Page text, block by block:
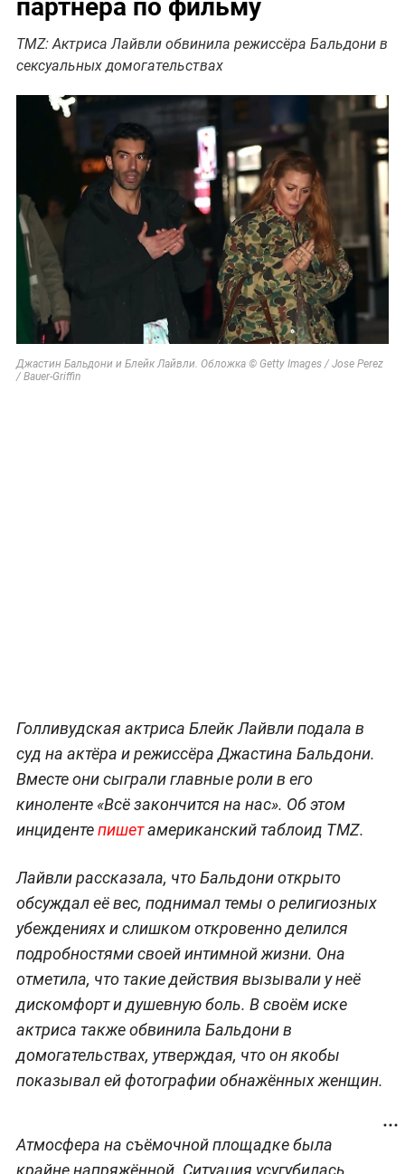
TMZ: Актриса Лайвли обвинила режиссёра Бальдони в
сексуальных домогательствах
Джастин Бальдони и Блейк Лайвли. Обложка © Getty Images / Jose Perez
/ Bauer-Griffin
Голливудская актриса Блейк Лайвли подала в
суд на актёра и режиссёра Джастина Бальдони.
Вместе они сыграли главные роли в его
киноленте «Всё закончится на нас». Об этом
инцидентепишетамериканский таблоид TMZ.
Лайвли рассказала, что Бальдони открыто
обсуждал её вес, поднимал темы о религиозных
убеждениях и слишком откровенно делился
подробностями своей интимной жизни. Она
отметила, что такие действия вызывали у неё
дискомфорт и душевную боль. В своём иске
актриса также обвинила Бальдони в
домогательствах, утверждая, что он якобы
показывал ей фотографии обнажённых женщин.
Атмосфера на съёмочной площадке была
крайне напряжённой. Ситуация усугубилась